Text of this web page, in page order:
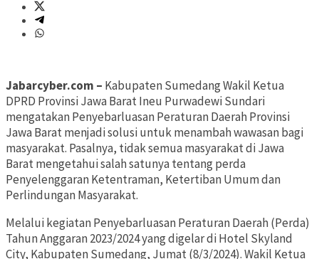
Jabarcyber.com – Kabupaten Sumedang Wakil Ketua
DPRD Provinsi Jawa Barat Ineu Purwadewi Sundari
mengatakan Penyebarluasan Peraturan Daerah Provinsi
Jawa Barat menjadi solusi untuk menambah wawasan bagi
masyarakat. Pasalnya, tidak semua masyarakat di Jawa
Barat mengetahui salah satunya tentang perda
Penyelenggaran Ketentraman, Ketertiban Umum dan
Perlindungan Masyarakat.
Melalui kegiatan Penyebarluasan Peraturan Daerah (Perda)
Tahun Anggaran 2023/2024 yang digelar di Hotel Skyland
City, Kabupaten Sumedang, Jumat (8/3/2024). Wakil Ketua